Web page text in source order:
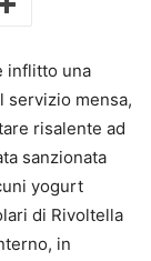
inflitto una
servizio mensa,
risalente ad
sanzionata
yogurt
di Rivoltella
in